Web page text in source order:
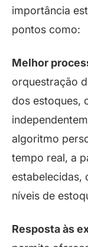
importância
pontos como:
Melhor
orquestração
dos estoques,
algoritmo
tempo real, a
estabelecidas,
níveis de
Resposta às